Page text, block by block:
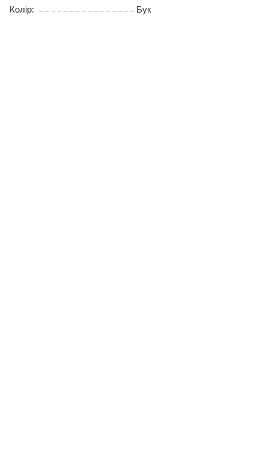
Колір: Бук